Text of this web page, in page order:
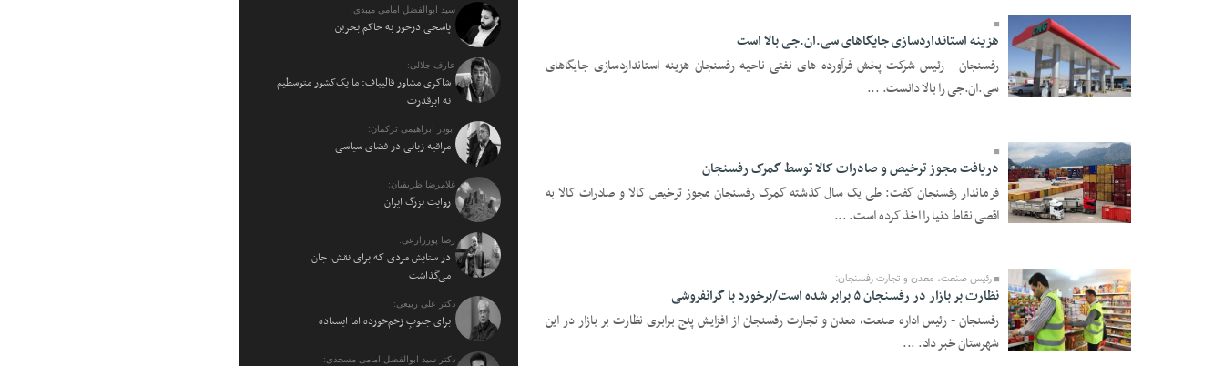
01 Dey 1397 - 17:52
هزینه استانداردسازی جایگاهای سی.ان.جی بالا است
رفسنجان - رئیس شرکت پخش فرآورده های نفتی ناحیه رفسنجان هزینه استانداردسازی جایگاهای
سی.ان.جی را بالا دانست. ...
01 Dey 1397 - 17:52
دریافت مجوز ترخیص و صادرات کالا توسط گمرک رفسنجان
فرماندار رفسنجان گفت: طی یک سال گذشته گمرک رفسنجان مجوز ترخیص کالا و صادرات کالا به
اقصی نقاط دنیا را اخذ کرده است. ...
01 Dey 1397 - 17:52
رئیس صنعت، معدن و تجارت رفسنجان:
نظارت بر بازار در رفسنجان ۵ برابر شده است/برخورد با گرانفروشی
رفسنجان - رئیس اداره صنعت، معدن و تجارت رفسنجان از افزایش پنج برابری نظارت بر بازار در این
شهرستان خبر داد. ...
سید ابوالفضل امامی میبدی:
پاسخی درخور به حاکم بحرین
عارف جلالی:
شاکری مشاور قالیباف: ما یک‌کشور متوسطیم
نه ابرقدرت
ابوذر ابراهیمی ترکمان:
مراقبه زبانی در فضای سیاسی
غلامرضا ظریفیان:
روایت بزرگ ایران
رضا پورزارعی:
در ستایش مردی که برای نقش، جان
می‌گذاشت
دکتر علی ربیعی:
برای جنوبِ زخم‌خورده اما ایستاده
دکتر سید ابوالفضل امامی مسجدی: